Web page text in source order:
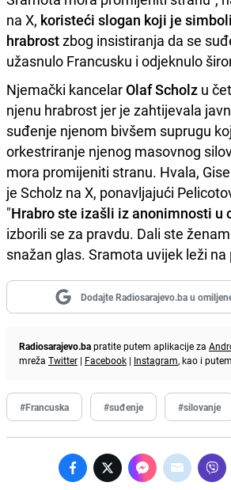
na X, koristeći slogan koji je
hrabrostzbog insistiranja da se
užasnulo Francusku i odjeknulo
Njemački kancelarOlaf Scholz u
njenu hrabrost jer je zahtijevala
suđenje njenom bivšem suprugu
orkestriranje njenog masovnog
mora promijeniti stranu. Hvala,
je Scholz na X, ponavljajući
"Hrabro ste izašli iz anonimnosti u
izborili se za pravdu. Dali ste
snažan glas. Sramota uvijek leži na
Dodajte Radiosarajevo.ba u
Radiosarajevo.bapratite putem aplikacije za
mreža Twitter | Facebook | Instagram, kao i
#Francuska #suđenje #silovanje